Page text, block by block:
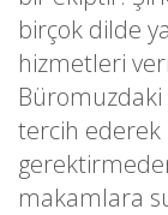
birçok dilde
hizmetleri
tercih ederek
makamlara